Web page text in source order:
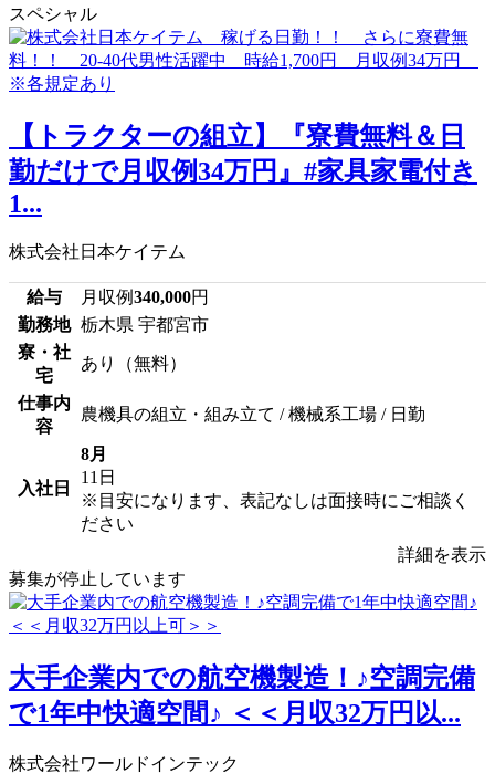
スペシャル
【トラクターの組立】『寮費無料＆日
勤だけで月収例34万円』#家具家電付き
1...
株式会社日本ケイテム
給与 月収例340,000円
勤務地 栃木県 宇都宮市
寮・社
宅
あり（無料）
仕事内
容
農機具の組立・組み立て / 機械系工場 / 日勤
入社日
8月
11日
※目安になります、表記なしは面接時にご相談く
ださい
詳細を表示
募集が停止しています
大手企業内での航空機製造！♪空調完備
で1年中快適空間♪ ＜＜月収32万円以...
株式会社ワールドインテック